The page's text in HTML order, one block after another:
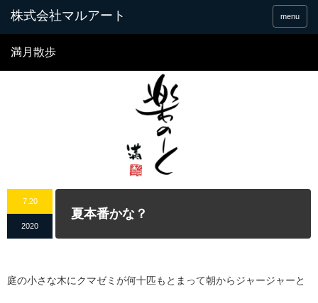
menu
満月散歩
7.20
2020
夏本番かな？
庭の小さな木にクマゼミが何十匹もとまって朝からジャージャーと